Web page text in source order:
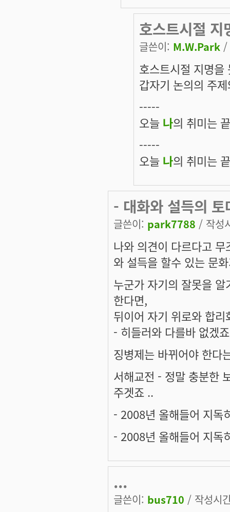
호스트시절 지
글쓴이: M.W.Park /
호스트시절 지명을
갑자기 논의의 주
-----
오늘 나의 취미는
-----
오늘 나의 취미는
- 대화와 설득의
글쓴이: park7788 / 작성
나와 의견이 다르다고
와 설득을 할수 있는 문
누군가 자기의 잘못을
한다면,
뒤이어 자기 위로와 합
- 히들러와 다를바 없겠죠
징병제는 바뀌어야 한다
서해교전 - 정말 충분한
주겟죠 ..
- 2008년 올해들어 지독
- 2008년 올해들어 지독
...
글쓴이: bus710 / 작성시